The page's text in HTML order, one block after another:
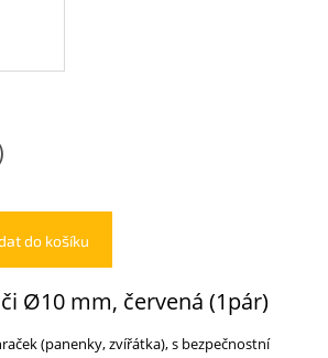
do košíku
Ø10 mm, červená (1pár)
(panenky, zvířátka), s bezpečnostní